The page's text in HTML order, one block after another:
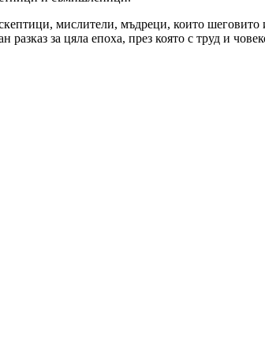
мислители, мъдреци, които шеговито
за цяла епоха, през която с труд и